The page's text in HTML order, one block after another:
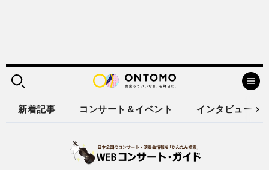
新着記事 コンサート＆イベント インタビュー